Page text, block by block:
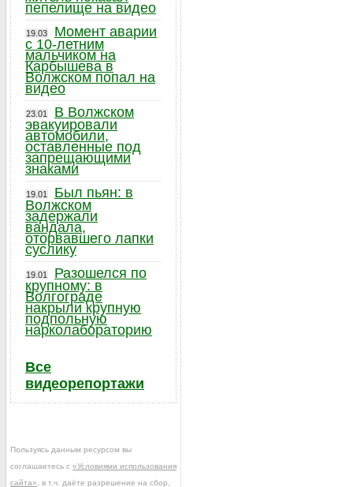
пепелище на видео
19.03
Момент аварии
с 10-летним
мальчиком на
Карбышева в
Волжском попал на
видео
23.01
В Волжском
эвакуировали
автомобили,
оставленные под
запрещающими
знаками
19.01
Был пьян: в
Волжском
задержали
вандала,
оторвавшего лапки
суслику
19.01
Разошелся по
крупному: в
Волгограде
накрыли крупную
подпольную
нарколабораторию
Все
видеорепортажи
Пользуясь данным ресурсом вы
соглашаетесь с «Условиями использования
сайта» , в т.ч. даёте разрешение на сбор,